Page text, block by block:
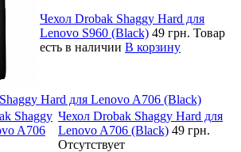
Чехол Drobak Shaggy Hard для
Lenovo S960 (Black) 49 грн. Товар
есть в наличии В корзину
Hard для Lenovo A706 (Black)
Чехол Drobak Shaggy Hard для
Lenovo A706 (Black) 49 грн.
Отсутствует